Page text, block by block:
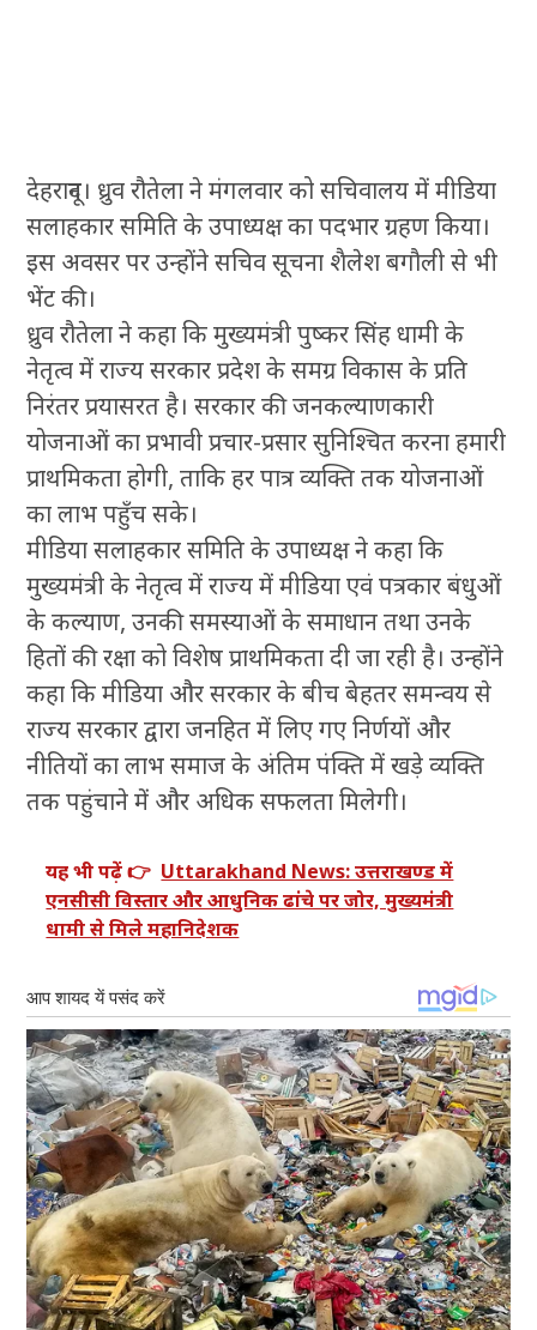
देहरादून। ध्रुव रौतेला ने मंगलवार को सचिवालय में मीडिया
सलाहकार समिति के उपाध्यक्ष का पदभार ग्रहण किया।
इस अवसर पर उन्होंने सचिव सूचना शैलेश बगौली से भी
भेंट की।
ध्रुव रौतेला ने कहा कि मुख्यमंत्री पुष्कर सिंह धामी के
नेतृत्व में राज्य सरकार प्रदेश के समग्र विकास के प्रति
निरंतर प्रयासरत है। सरकार की जनकल्याणकारी
योजनाओं का प्रभावी प्रचार-प्रसार सुनिश्चित करना हमारी
प्राथमिकता होगी, ताकि हर पात्र व्यक्ति तक योजनाओं
का लाभ पहुँच सके।
मीडिया सलाहकार समिति के उपाध्यक्ष ने कहा कि
मुख्यमंत्री के नेतृत्व में राज्य में मीडिया एवं पत्रकार बंधुओं
के कल्याण, उनकी समस्याओं के समाधान तथा उनके
हितों की रक्षा को विशेष प्राथमिकता दी जा रही है। उन्होंने
कहा कि मीडिया और सरकार के बीच बेहतर समन्वय से
राज्य सरकार द्वारा जनहित में लिए गए निर्णयों और
नीतियों का लाभ समाज के अंतिम पंक्ति में खड़े व्यक्ति
तक पहुंचाने में और अधिक सफलता मिलेगी।
यह भी पढ़ें 👉 Uttarakhand News: उत्तराखण्ड में
एनसीसी विस्तार और आधुनिक ढांचे पर जोर, मुख्यमंत्री
धामी से मिले महानिदेशक